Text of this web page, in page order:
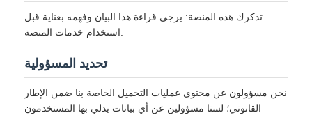
تذكرك هذه المنصة: يرجى قراءة هذا البيان وفهمه بعناية قبل
تحديد المسؤولية
نحن مسؤولون عن محتوى عمليات التحميل الخاصة بنا ضمن الإطار
القانوني؛ لسنا مسؤولين عن أي بيانات يدلي بها المستخدمون